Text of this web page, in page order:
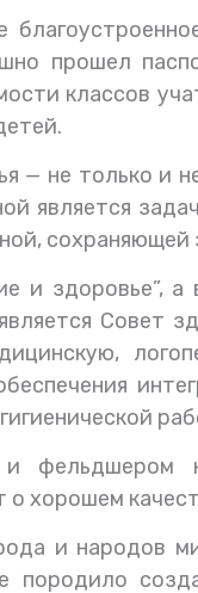
прошел
классов
— не только и
является
и здоровье”,
Совет
фельдшером
хорошем
и народов
породило